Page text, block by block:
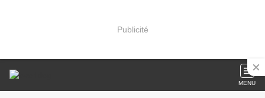
Publicité
MENU